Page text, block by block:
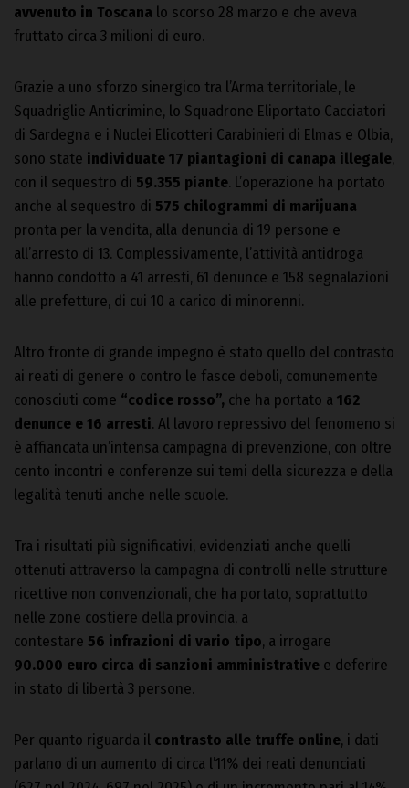
avvenuto in Toscana lo scorso 28 marzo e che aveva
fruttato circa 3 milioni di euro.
Grazie a uno sforzo sinergico tra l’Arma territoriale, le
Squadriglie Anticrimine, lo Squadrone Eliportato Cacciatori
di Sardegna e i Nuclei Elicotteri Carabinieri di Elmas e Olbia,
sono state individuate 17 piantagioni di canapa illegale,
con il sequestro di 59.355 piante. L’operazione ha portato
anche al sequestro di 575 chilogrammi di marijuana
pronta per la vendita, alla denuncia di 19 persone e
all’arresto di 13. Complessivamente, l’attività antidroga
hanno condotto a 41 arresti, 61 denunce e 158 segnalazioni
alle prefetture, di cui 10 a carico di minorenni.
Altro fronte di grande impegno è stato quello del contrasto
ai reati di genere o contro le fasce deboli, comunemente
conosciuti come “codice rosso”, che ha portato a 162
denunce e 16 arresti. Al lavoro repressivo del fenomeno si
è affiancata un’intensa campagna di prevenzione, con oltre
cento incontri e conferenze sui temi della sicurezza e della
legalità tenuti anche nelle scuole.
Tra i risultati più significativi, evidenziati anche quelli
ottenuti attraverso la campagna di controlli nelle strutture
ricettive non convenzionali, che ha portato, soprattutto
nelle zone costiere della provincia, a
contestare 56 infrazioni di vario tipo, a irrogare
90.000 euro circa di sanzioni amministrative e deferire
in stato di libertà 3 persone.
Per quanto riguarda il contrasto alle truffe online, i dati
parlano di un aumento di circa l’11% dei reati denunciati